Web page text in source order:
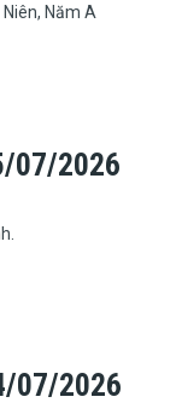
Năm A
07/2026
07/2026